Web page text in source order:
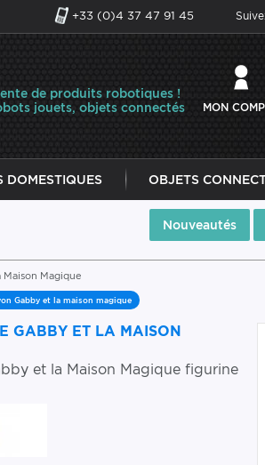
+33 (0)4 37 47 91 45
de produits robotiques !
jouets, objets connectés
MON
DOMESTIQUES OBJETS
Nouveautés
Magique
Gabby et la maison magique
GABBY ET LA MAISON
et la Maison Magique figurine